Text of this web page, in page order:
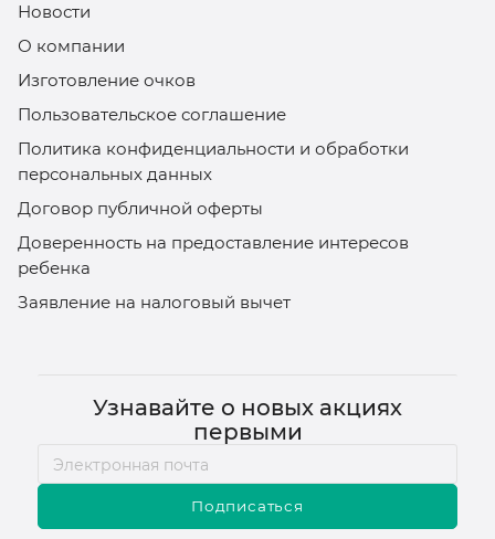
Новости
О компании
Изготовление очков
Пользовательское соглашение
Политика конфиденциальности и обработки
персональных данных
Договор публичной оферты
Доверенность на предоставление интересов
ребенка
Заявление на налоговый вычет
Узнавайте о новых акциях
первыми
Подписаться